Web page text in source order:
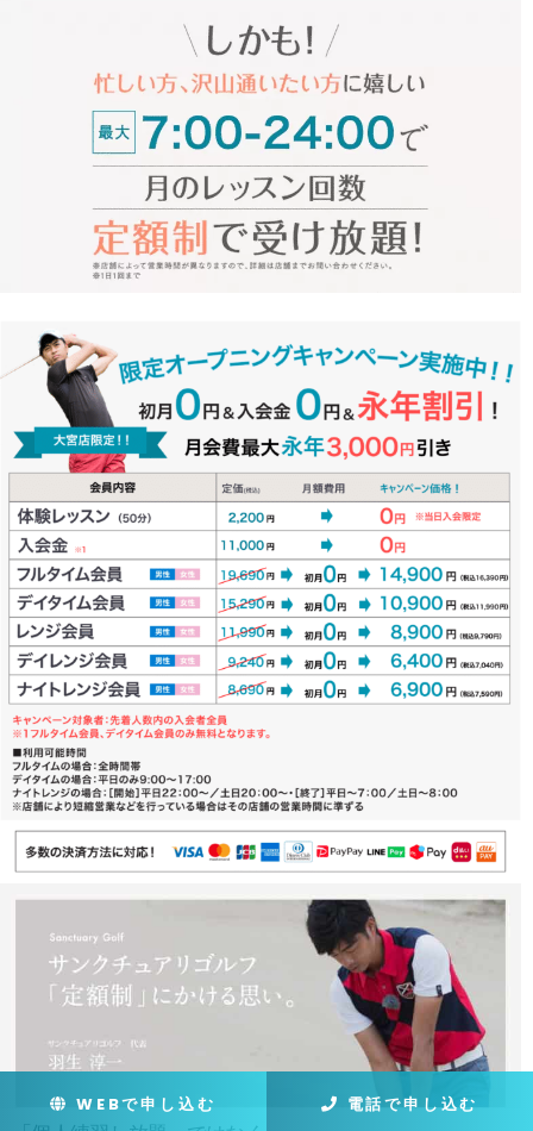
WEBで申し込む 電話で申し込む